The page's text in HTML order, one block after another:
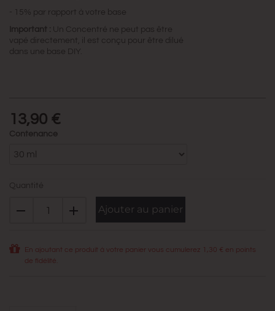
- 15% par rapport à votre base
Important : Un Concentré ne peut pas être
vapé directement, il est conçu pour être dilué
dans une base DIY.
13,90 €
Contenance
Quantité
Ajouter au panier
En ajoutant ce produit à votre panier vous cumulerez 1,30 € en points
de fidélité.